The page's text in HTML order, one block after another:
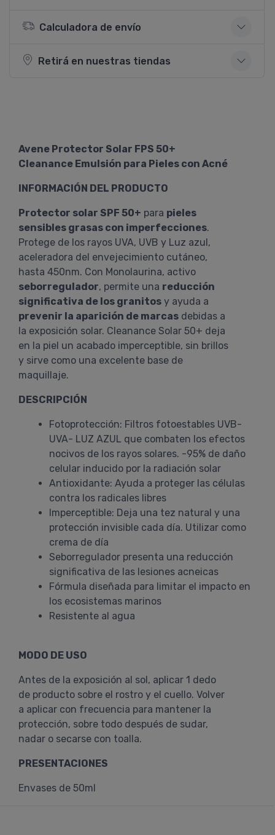
Calculadora de envío
Retirá en nuestras tiendas
Avene Protector Solar FPS 50+
Cleanance Emulsión para Pieles con Acné
INFORMACIÓN DEL PRODUCTO
Protector solar SPF 50+ para pieles
sensibles grasas con imperfecciones.
Protege de los rayos UVA, UVB y Luz azul,
aceleradora del envejecimiento cutáneo,
hasta 450nm. Con Monolaurina, activo
seborregulador, permite una reducción
significativa de los granitos y ayuda a
prevenir la aparición de marcas debidas a
la exposición solar. Cleanance Solar 50+ deja
en la piel un acabado imperceptible, sin brillos
y sirve como una excelente base de
maquillaje.
DESCRIPCIÓN
Fotoprotección: Filtros fotoestables UVB-
UVA- LUZ AZUL que combaten los efectos
nocivos de los rayos solares. -95% de daño
celular inducido por la radiación solar
Antioxidante: Ayuda a proteger las células
contra los radicales libres
Imperceptible: Deja una tez natural y una
protección invisible cada día. Utilizar como
crema de día
Seborregulador presenta una reducción
significativa de las lesiones acneicas
Fórmula diseñada para limitar el impacto en
los ecosistemas marinos
Resistente al agua
MODO DE USO
Antes de la exposición al sol, aplicar 1 dedo
de producto sobre el rostro y el cuello. Volver
a aplicar con frecuencia para mantener la
protección, sobre todo después de sudar,
nadar o secarse con toalla.
PRESENTACIONES
Envases de 50ml